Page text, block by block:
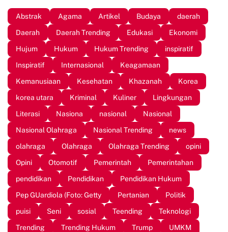
Abstrak Agama Artikel Budaya
daerah
Daerah
Daerah Trending Edukasi
Ekonomi
Hujum
Hukum Hukum Trending
inspiratif
Inspiratif
Internasional
Keagamaan
Kemanusiaan
Kesehatan Khazanah
Korea
korea utara
Kriminal Kuliner
Lingkungan
Literasi
Nasiona nasional
Nasional
Nasional Olahraga
Nasional Trending
news
olahraga
Olahraga Olahraga Trending
opini
Opini
Otomotif Pemerintah
Pemerintahan
pendidikan
Pendidikan
Pendidikan Hukum
Pep GUardiola (Foto: Getty
Pertanian
Politik
puisi
Seni sosial Teending
Teknologi
Trending
Trending Hukum Trump
UMKM